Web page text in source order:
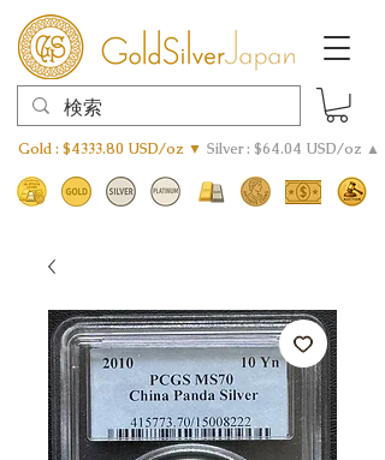
Gold : $4333.80 USD/oz ▼ Silver : $64.04 USD/oz ▲